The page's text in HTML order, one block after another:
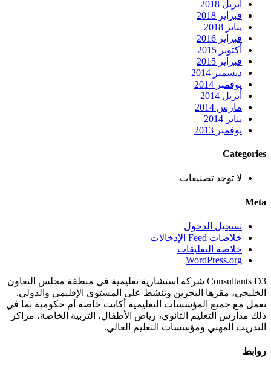
أبريل 2018
فبراير 2018
يناير 2018
فبراير 2016
أكتوبر 2015
فبراير 2015
ديسمبر 2014
نوفمبر 2014
أبريل 2014
مارس 2014
يناير 2014
نوفمبر 2013
Categories
لا توجد تصنيفات
Meta
تسجيل الدخول
خلاصات Feed الإدخالات
خلاصة التعليقات
WordPress.org
Consultants D3 شركة استشارية تعليمية في منطقة مجلس التعاون
الخليجي، مقرها البحرين وتنشط على المستوى الإقليمي والدولي.
تعمل مع جميع المؤسسات التعليمية أكانت خاصة أم حكومية بما في
ذلك مدارس التعليم الثانوي، رياض الأطفال، التربية الخاصة، مراكز
التدريب المهني ومؤسسات التعليم العالي.
روابط